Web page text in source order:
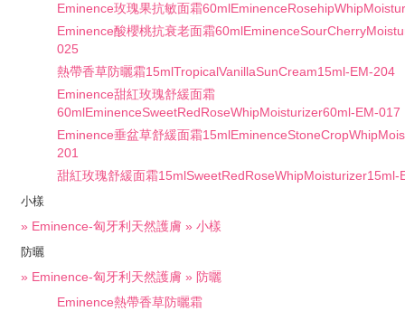
Eminence玫瑰果抗敏面霜
Eminence酸櫻桃抗衰老面霜
025
熱帶香草防曬霜15mlTropicalVanillaSunCream15ml-EM-204
Eminence甜紅玫瑰舒緩面霜
60mlEminenceSweetRedRoseWhipMoisturizer60ml-EM-017
Eminence垂盆草舒緩面霜
201
甜紅玫瑰舒緩面霜15mlSweetRedRoseWhipMoisturizer15ml-
小樣
» Eminence-匈牙利天然護膚 » 小樣
防曬
» Eminence-匈牙利天然護膚 » 防曬
Eminence熱帶香草防曬霜